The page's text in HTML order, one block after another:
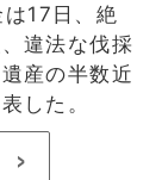
17日、絶
違法な伐採
産の半数近
した。
>